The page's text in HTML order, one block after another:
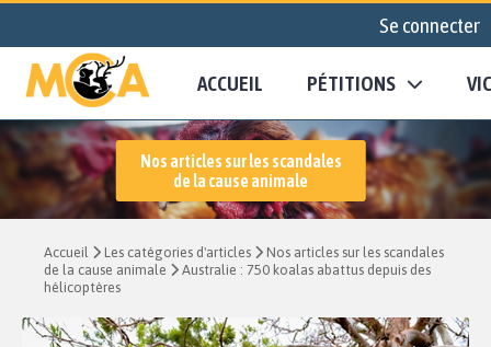
Se connecter
ACCUEIL PÉTITIONS
Nos articles sur les scandales
de la cause animale
Accueil Les catégories d'articles
Nos articles sur les scandales
de la cause animale
Australie : 750 koalas abattus depuis des
hélicoptères